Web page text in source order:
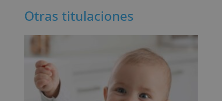
Otras titulaciones